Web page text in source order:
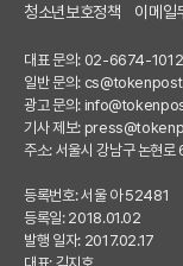
청소년보호정책
이메일
대표 문의: 02-6674-1012
일반 문의:
광고 문의:
기사 제보:
주소: 서울시 강남구 논현
등록번호: 서울 아 52481
등록일: 2018.01.02
발행 일자: 2017.02.17